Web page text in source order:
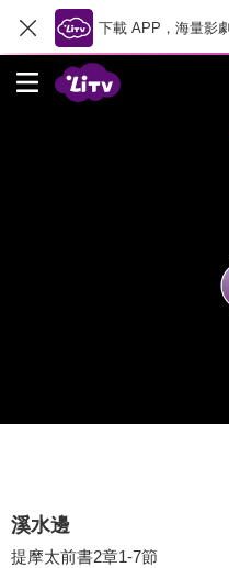
下載 APP，海量影
溪水邊
提摩太前書2章1-7節